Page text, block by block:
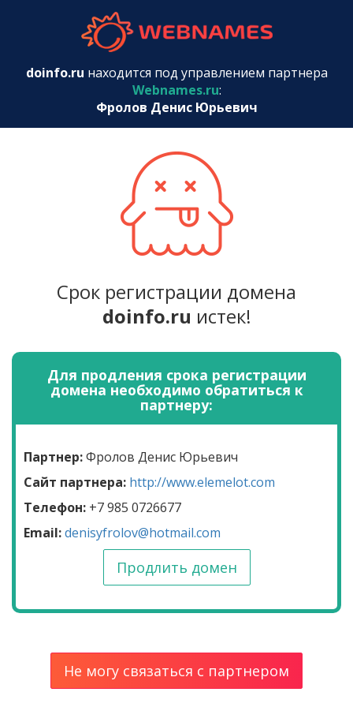
doinfo.ru находится под управлением партнера
Webnames.ru:
Фролов Денис Юрьевич
Срок регистрации домена
doinfo.ru истек!
Для продления срока регистрации
домена необходимо обратиться к
партнеру:
Партнер:Фролов Денис Юрьевич
Сайт партнера: http://www.elemelot.com
Телефон: +7 985 0726677
Email:denisyfrolov@hotmail.com
Продлить домен
Не могу связаться с партнером